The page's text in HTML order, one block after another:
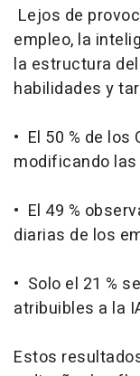
Lejos de
empleo, la
la estructura
habilidades y
• El 50 % de
modificando
• El 49 %
diarias de los
• Solo el 21 %
atribuibles a la
Estos